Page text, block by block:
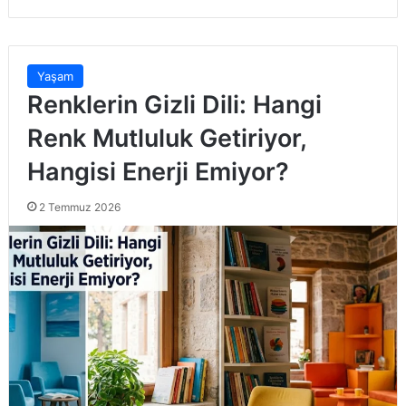
Yaşam
Renklerin Gizli Dili: Hangi
Renk Mutluluk Getiriyor,
Hangisi Enerji Emiyor?
2 Temmuz 2026